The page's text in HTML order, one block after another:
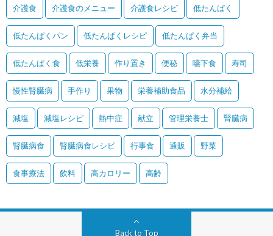
介護食 介護食のメニュー 介護食レシピ 低たんぱく
低たんぱくパン 低たんぱくレシピ 低たんぱく弁当
低たんぱく食 低栄養 作り置き 便秘 嚥下食 寿司
慢性腎臓病 手作り 果物 栄養補助食品 水分補給
減塩 減塩レシピ 熱中症 献立 管理栄養士 腎臓病
腎臓病食 腎臓病食レシピ 行事食 通販 野菜
食事療法 飲料 高カロリー 高齢
Back to Top